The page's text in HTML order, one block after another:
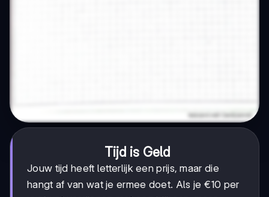
Tijd is Geld
Jouw tijd heeft letterlijk een prijs, maar die
hangt af van wat je ermee doet. Als je €10 per